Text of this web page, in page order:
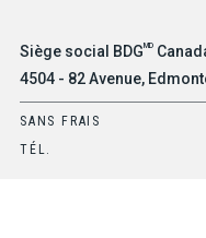
Siège social BDGMD
4504 - 82 Avenue,
SANS FRAIS
TÉL.